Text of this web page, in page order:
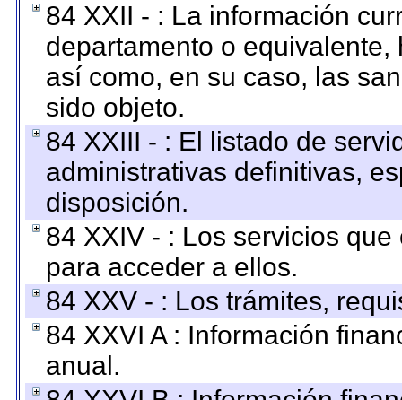
84 XXII - : La información
departamento o
así como, en su caso, las
sido objeto.
84 XXIII - : El listado de
administrativas definitivas,
disposición.
84 XXIV - : Los servicios
para acceder a ellos.
84 XXV - : Los trámites,
84 XXVI A : Información
anual.